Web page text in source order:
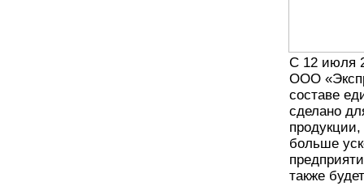
С 12 июля
ООО
составе
сделано
больше
также